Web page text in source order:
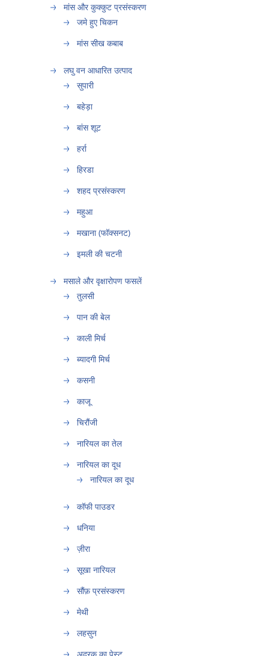
मांस और कुक्कुट प्रसंस्करण
जमे हुए चिकन
मांस सीख कबाब
लघु वन आधारित उत्पाद
सुपारी
बहेड़ा
बांस शूट
हर्रा
हिरडा
शहद प्रसंस्करण
महुआ
मखाना (फॉक्सनट)
इमली की चटनी
मसाले और वृक्षारोपण फसलें
तुलसी
पान की बेल
काली मिर्च
ब्यादगी मिर्च
कसनी
काजू
चिरौंजी
नारियल का तेल
नारियल का दूध
नारियल का दूध
कॉफी पाउडर
धनिया
ज़ीरा
सूखा नारियल
सौंफ़ प्रसंस्करण
मेथी
लहसुन
अदरक का पेस्ट